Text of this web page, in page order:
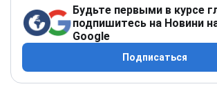
Будьте первыми в курсе
подпишитесь на Новини
Google
Подписаться